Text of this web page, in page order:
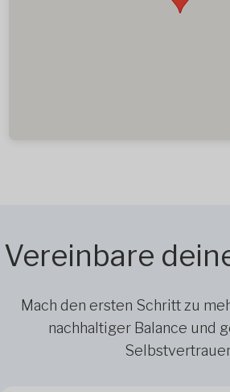
Vereinbare
Mach den ersten Schritt zu
nachhaltiger Balance und